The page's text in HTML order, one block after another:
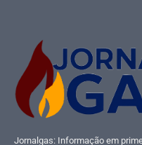
Jornalgas: Informação em